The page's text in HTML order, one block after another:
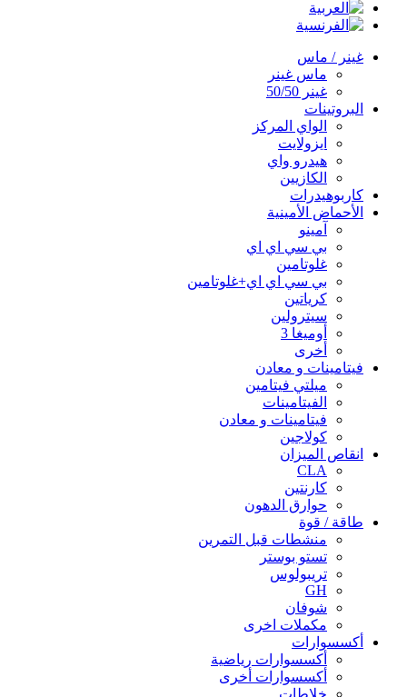
غينر / ماس
ماس غينر
غينر 50/50
البروتينات
الواي المركز
ايزولايت
هيدرو واي
الكازيين
كاربوهيدرات
الأحماض الأمينية
آمينو
بي سي اي اي
غلوتامين
بي سي اي اي+غلوتامين
كرياتين
سيترولين
أوميغا 3
أخرى
فيتامينات و معادن
ميلتي فيتامين
الفيتامينات
فيتامينات و معادن
كولاجين
انقاص الميزان
CLA
كارنتين
حوارق الدهون
طاقة / قوة
منشطات قبل التمرين
تستو بوستر
تريبولوس
GH
شوفان
مكملات اخرى
أكسسوارات
أكسسوارات رياضية
أكسسوارات أخرى